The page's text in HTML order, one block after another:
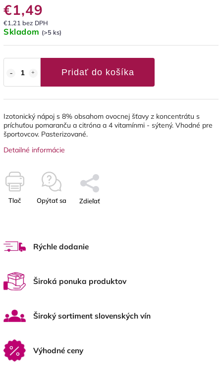
€1,49
€1,21 bez DPH
Skladom (>5 ks)
Pridať do košíka
Izotonický nápoj s 8% obsahom ovocnej šťavy z koncentrátu s
príchuťou pomaranču a citróna a 4 vitamínmi - sýtený. Vhodné pre
športovcov. Pasterizované.
Detailné informácie
Tlač Opýtať sa Zdieľať
Rýchle dodanie
Široká ponuka produktov
Široký sortiment slovenských vín
Výhodné ceny